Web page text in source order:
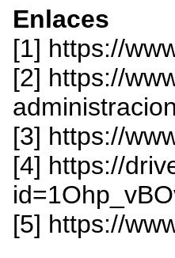
Enlaces
[1] https://
[2] https://
[3] https://
[4] https://
[5] https://